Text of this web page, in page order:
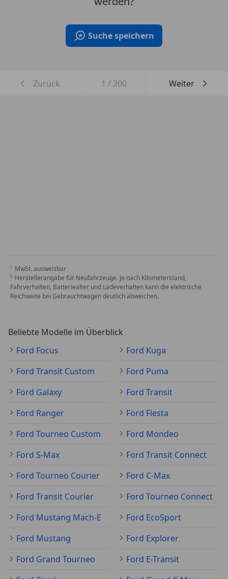
Suche speichern
Zurück 1 / 200 Weiter
MwSt. ausweisbar
Herstellerangabe für Neufahrzeuge. Je nach Kilometerstand,
Fahrverhalten, Batteriealter und Ladeverhalten kann die elektrische
Reichweite bei Gebrauchtwagen deutlich abweichen.
Beliebte Modelle im Überblick
Ford Focus
Ford Kuga
Ford Transit Custom
Ford Puma
Ford Galaxy
Ford Transit
Ford Ranger
Ford Fiesta
Ford Tourneo Custom
Ford Mondeo
Ford S-Max
Ford Transit Connect
Ford Tourneo Courier
Ford C-Max
Ford Transit Courier
Ford Tourneo Connect
Ford Mustang Mach-E
Ford EcoSport
Ford Mustang
Ford Explorer
Ford Grand Tourneo
Ford E-Transit